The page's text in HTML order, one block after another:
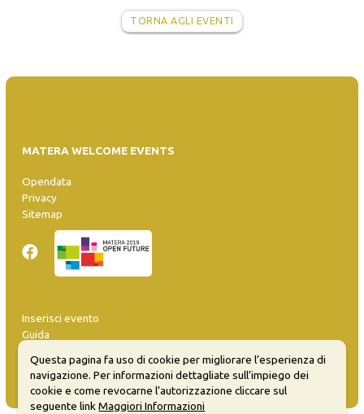
TORNA AGLI EVENTI
MATERA WELCOME EVENTS
Opendata
Privacy
Sitemap
Inserisci evento
Guida
info@materaevents.it
Questa pagina fa uso di cookie per migliorare l’esperienza di
navigazione. Per informazioni dettagliate sull’impiego dei
cookie e come revocarne l’autorizzazione cliccare sul
seguente linkMaggiori Informazioni